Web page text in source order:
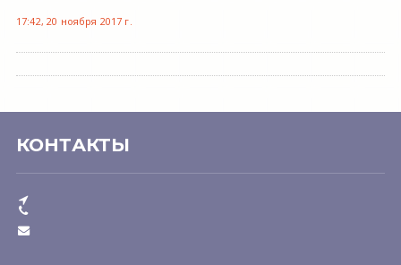
17:42, 20 ноября 2017 г.
КОНТАКТЫ